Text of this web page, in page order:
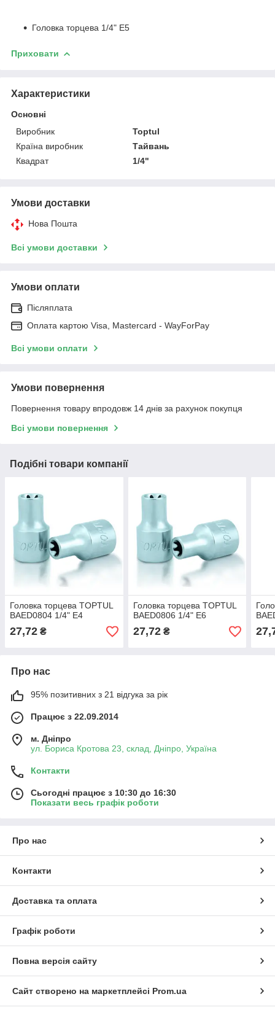
Головка торцева 1/4" E5
Приховати
Характеристики
Основні
Виробник
Toptul
Країна виробник
Тайвань
Квадрат
1/4"
Умови доставки
Нова Пошта
Всі умови доставки
Умови оплати
Післяплата
Оплата картою Visa, Mastercard - WayForPay
Всі умови оплати
Умови повернення
Повернення товару впродовж 14 днів за рахунок покупця
Всі умови повернення
Подібні товари компанії
Головка торцева TOPTUL
BAED0804 1/4" E4
27,72 ₴
Головка торцева TOPTUL
BAED0806 1/4" E6
27,72₴
Про нас
95% позитивних з 21 відгука за рік
Працює з 22.09.2014
м. Дніпро
ул. Бориса Кротова 23, склад, Дніпро, Україна
Контакти
Сьогодні працює з 10:30 до 16:30
Показати весь графік роботи
Про нас
Контакти
Доставка та оплата
Графік роботи
Повна версія сайту
Сайт створено на маркетплейсі Prom.ua